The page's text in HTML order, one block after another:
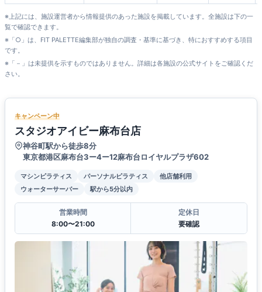
※上記には、施設運営者から情報提供のあった施設を掲載しています。全施設は下の一
覧で確認できます。
※「○」は、FIT PALETTE編集部が独自の調査・基準に基づき、特におすすめする項目
です。
※「－」は未提供を示すものではありません。詳細は各施設の公式サイトをご確認くだ
さい。
キャンペーン中
スタジオアイビー麻布台店
神谷町駅から徒歩8分
東京都港区麻布台3ー4ー12麻布台ロイヤルプラザ602
マシンピラティス パーソナルピラティス
他店舗利用
ウォーターサーバー
駅から5分以内
営業時間
8:00〜21:00
定休日
要確認